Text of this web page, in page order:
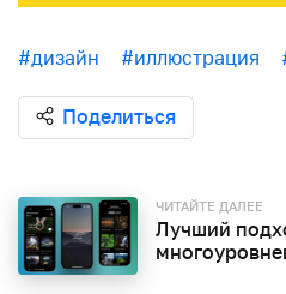
#дизайн #иллюстрация
Поделиться
ЧИТАЙТЕ ДАЛЕЕ
Лучший